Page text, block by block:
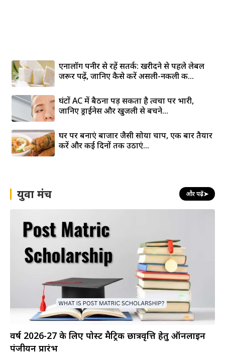
एनालॉग पनीर से रहें सतर्क: खरीदने से पहले लेबल
जरूर पढ़ें, जानिए कैसे करें असली-नकली की...
घंटों AC में बैठना पड़ सकता है त्वचा पर भारी,
जानिए ड्राईनेस और खुजली से बचने...
घर पर बनाएं बाजार जैसी सोया चाप, एक बार तैयार
करें और कई दिनों तक उठाएं...
युवा मंच और पढ़ें➤
वर्ष 2026-27 के लिए पोस्ट मैट्रिक छात्रवृत्ति हेतु ऑनलाइन
पंजीयन प्रारंभ